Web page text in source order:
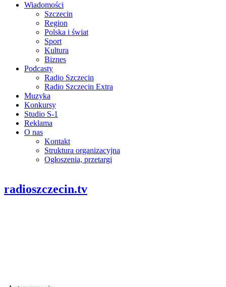
Wiadomości
Szczecin
Region
Polska i świat
Sport
Kultura
Biznes
Podcasty
Radio Szczecin
Radio Szczecin Extra
Muzyka
Konkursy
Studio S-1
Reklama
O nas
Kontakt
Struktura organizacyjna
Ogłoszenia, przetargi
radioszczecin.tv